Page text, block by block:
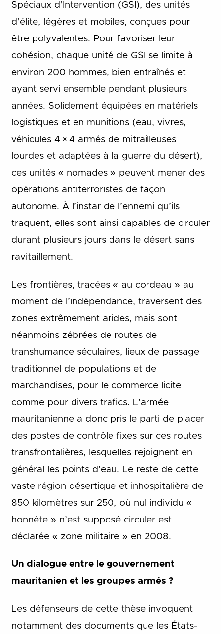
Spéciaux d’Intervention (GSI), des unités
d’élite, légères et mobiles, conçues pour
être polyvalentes. Pour favoriser leur
cohésion, chaque unité de GSI se limite à
environ 200 hommes, bien entraînés et
ayant servi ensemble pendant plusieurs
années. Solidement équipées en matériels
logistiques et en munitions (eau, vivres,
véhicules 4 × 4 armés de mitrailleuses
lourdes et adaptées à la guerre du désert),
ces unités « nomades » peuvent mener des
opérations antiterroristes de façon
autonome. À l’instar de l’ennemi qu’ils
traquent, elles sont ainsi capables de circuler
durant plusieurs jours dans le désert sans
ravitaillement.
Les frontières, tracées « au cordeau » au
moment de l’indépendance, traversent des
zones extrêmement arides, mais sont
néanmoins zébrées de routes de
transhumance séculaires, lieux de passage
traditionnel de populations et de
marchandises, pour le commerce licite
comme pour divers trafics. L’armée
mauritanienne a donc pris le parti de placer
des postes de contrôle fixes sur ces routes
transfrontalières, lesquelles rejoignent en
général les points d’eau. Le reste de cette
vaste région désertique et inhospitalière de
850 kilomètres sur 250, où nul individu «
honnête » n’est supposé circuler est
déclarée « zone militaire » en 2008.
Un dialogue entre le gouvernement
mauritanien et les groupes armés ?
Les défenseurs de cette thèse invoquent
notamment des documents que les États-